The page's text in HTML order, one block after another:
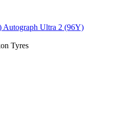
Autograph Ultra 2 (96Y)
Tyres